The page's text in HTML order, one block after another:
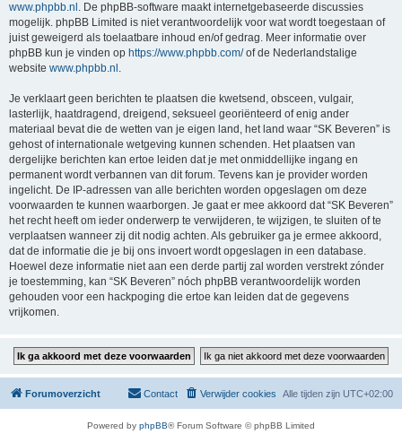
www.phpbb.nl . De phpBB-software maakt internetgebaseerde discussies
mogelijk. phpBB Limited is niet verantwoordelijk voor wat wordt toegestaan of
juist geweigerd als toelaatbare inhoud en/of gedrag. Meer informatie over
phpBB kun je vinden op https://www.phpbb.com/of de Nederlandstalige
website www.phpbb.nl .
Je verklaart geen berichten te plaatsen die kwetsend, obsceen, vulgair,
lasterlijk, haatdragend, dreigend, seksueel georiënteerd of enig ander
materiaal bevat die de wetten van je eigen land, het land waar “SK Beveren” is
gehost of internationale wetgeving kunnen schenden. Het plaatsen van
dergelijke berichten kan ertoe leiden dat je met onmiddellijke ingang en
permanent wordt verbannen van dit forum. Tevens kan je provider worden
ingelicht. De IP-adressen van alle berichten worden opgeslagen om deze
voorwaarden te kunnen waarborgen. Je gaat er mee akkoord dat “SK Beveren”
het recht heeft om ieder onderwerp te verwijderen, te wijzigen, te sluiten of te
verplaatsen wanneer zij dit nodig achten. Als gebruiker ga je ermee akkoord,
dat de informatie die je bij ons invoert wordt opgeslagen in een database.
Hoewel deze informatie niet aan een derde partij zal worden verstrekt zónder
je toestemming, kan “SK Beveren” nóch phpBB verantwoordelijk worden
gehouden voor een hackpoging die ertoe kan leiden dat de gegevens
vrijkomen.
Forumoverzicht Alle tijden zijn UTC+02:00
Verwijder cookies
Contact
Powered by phpBB® Forum Software © phpBB Limited